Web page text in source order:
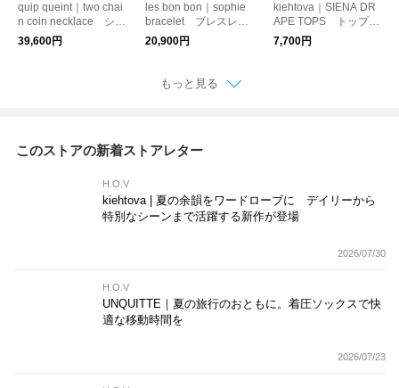
quip queint｜two chai
n coin necklace シル
バー925 ネックレ
ス ユニセックス
39,600円
les bon bon｜sophie
bracelet ブレスレッ
ト K10 チェーン
20,900円
kiehtova｜SIENA DR
APE TOPS トップ
ス カットソー ドレ
ープ
7,700円
もっと見る
このストアの新着ストアレター
H.O.V
kiehtova | 夏の余韻をワードローブに デイリーから
特別なシーンまで活躍する新作が登場
2026/07/30
H.O.V
UNQUITTE｜夏の旅行のおともに。着圧ソックスで快
適な移動時間を
2026/07/23